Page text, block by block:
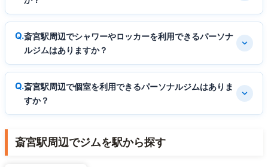
斎宮駅周辺でシャワーやロッカーを利用できるパーソナ
ルジムはありますか？
斎宮駅周辺で個室を利用できるパーソナルジムはありま
すか？
斎宮駅周辺でジムを駅から探す